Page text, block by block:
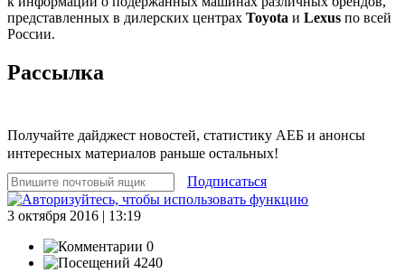
представленных в дилерских центрах Toyota и Lexus по всей
России.
Рассылка
Получайте дайджест новостей, статистику АЕБ и анонсы
интересных материалов раньше остальных!
Подписаться
3 октября 2016 | 13:19
0
4240